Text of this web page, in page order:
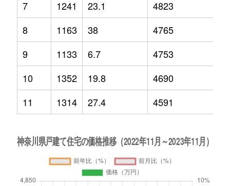
7
1241 23.1 4823
8
1163 38 4765
9
1133 6.7 4753
10
1352 19.8 4690
11
1314 27.4 4591